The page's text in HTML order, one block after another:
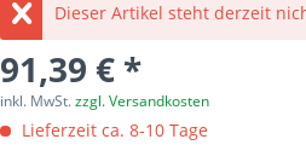
Dieser Artikel steht derzeit
91,39 € *
inkl. MwSt.zzgl. Versandkosten
Lieferzeit ca. 8-10 Tage